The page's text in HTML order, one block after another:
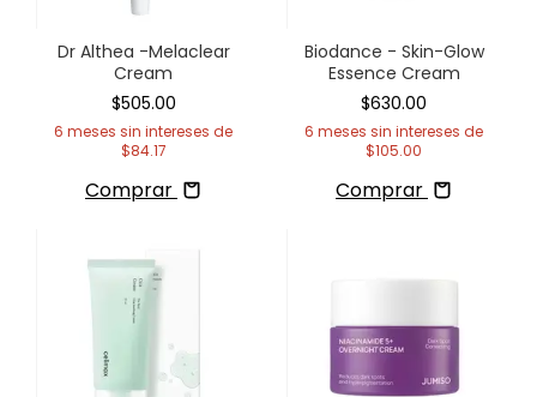
Dr Althea -Melaclear
Cream
$505.00
6 meses sin intereses de
$84.17
Comprar
Biodance - Skin-Glow
Essence Cream
$630.00
6 meses sin intereses de
$105.00
Comprar